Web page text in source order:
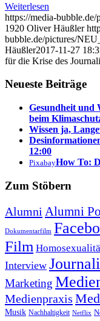
Weiterlesen
https://media-
1920 Oliver Häußler
bubble.de/pictures/
Häußler2017-11-27
für die Krise des
Neueste Beiträge
Gesundheit und
beim
Wissen ja,
12:00
PixabayHow To:
Zum Stöbern
Alumni Alumni
Dokumentarfilm
Film
Interview
Marketing
Medienpraxis
Musik Nachhaltigkeit Netflix